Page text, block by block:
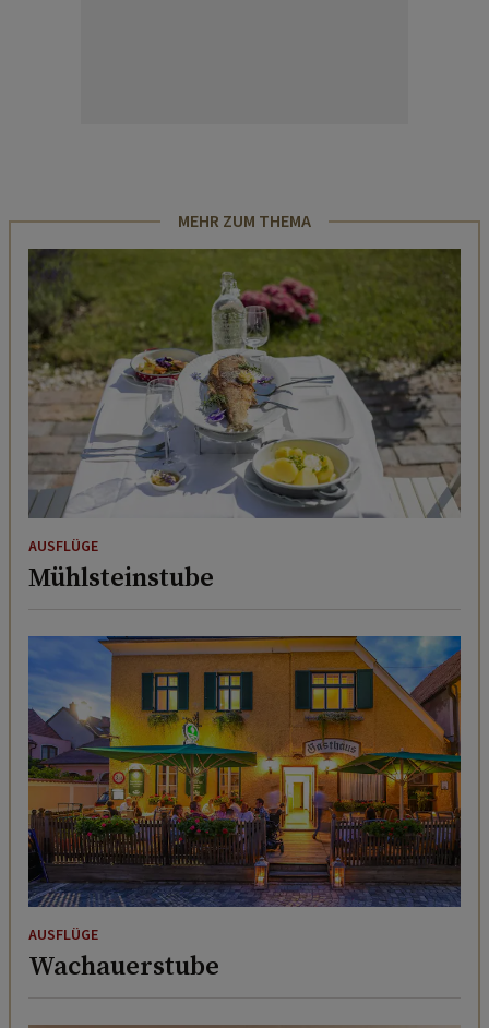
MEHR ZUM THEMA
AUSFLÜGE
Mühlsteinstube
AUSFLÜGE
Wachauerstube